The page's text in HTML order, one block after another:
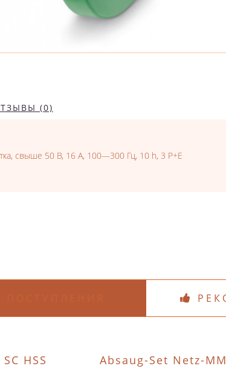
(0)
свыше 50 В, 16 A, 100—300 Гц, 10 h, 3 P+E
HSS
Absaug-Set Netz-MM